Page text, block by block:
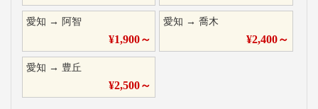
愛知 → 阿智
¥1,900～
愛知 →喬木
¥2,400～
愛知 → 豊丘
¥2,500～